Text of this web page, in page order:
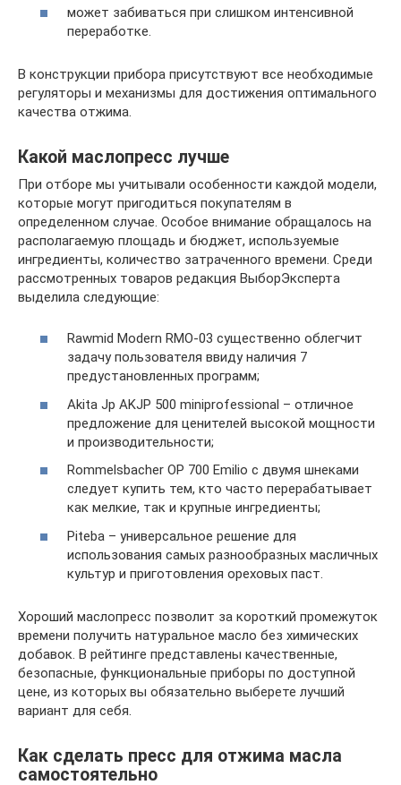
может забиваться при слишком интенсивной
переработке.
В конструкции прибора присутствуют все необходимые
регуляторы и механизмы для достижения оптимального
качества отжима.
Какой маслопресс лучше
При отборе мы учитывали особенности каждой модели,
которые могут пригодиться покупателям в
определенном случае. Особое внимание обращалось на
располагаемую площадь и бюджет, используемые
ингредиенты, количество затраченного времени. Среди
рассмотренных товаров редакция ВыборЭксперта
выделила следующие:
Rawmid Modern RMO-03 существенно облегчит
задачу пользователя ввиду наличия 7
предустановленных программ;
Akita Jp AKJP 500 miniprofessional – отличное
предложение для ценителей высокой мощности
и производительности;
Rommelsbacher OP 700 Emilio с двумя шнеками
следует купить тем, кто часто перерабатывает
как мелкие, так и крупные ингредиенты;
Piteba – универсальное решение для
использования самых разнообразных масличных
культур и приготовления ореховых паст.
Хороший маслопресс позволит за короткий промежуток
времени получить натуральное масло без химических
добавок. В рейтинге представлены качественные,
безопасные, функциональные приборы по доступной
цене, из которых вы обязательно выберете лучший
вариант для себя.
Как сделать пресс для отжима масла
самостоятельно